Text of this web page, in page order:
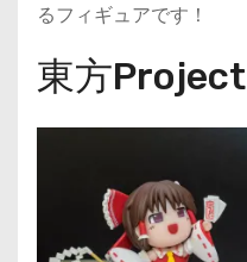
るフィギュアです！
東方Project